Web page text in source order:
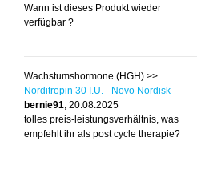
Wann ist dieses Produkt wieder
verfügbar ?
Wachstumshormone (HGH) >>
Norditropin 30 I.U. - Novo Nordisk
bernie91, 20.08.2025
tolles preis-leistungsverhältnis, was
empfehlt ihr als post cycle therapie?